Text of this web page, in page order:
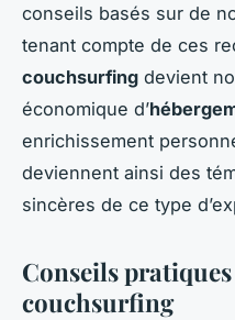
conseils basés sur de
tenant compte de ces
couchsurfing devient
économique d’
enrichissement
deviennent ainsi des
sincères de ce type
Conseils
couchsurfing